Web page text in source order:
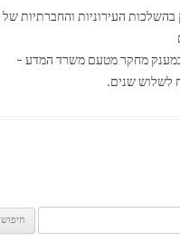
העירוניות והחברתיות של
מחקר מטעם משרד המדע –